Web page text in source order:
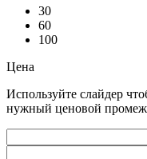
30
60
100
Цена
Используйте слайдер
нужный ценовой